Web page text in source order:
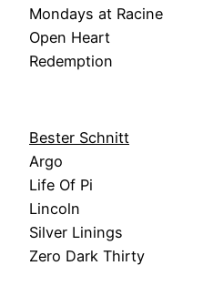
Mondays at Racine
Open Heart
Redemption
Bester Schnitt
Argo
Life Of Pi
Lincoln
Silver Linings
Zero Dark Thirty